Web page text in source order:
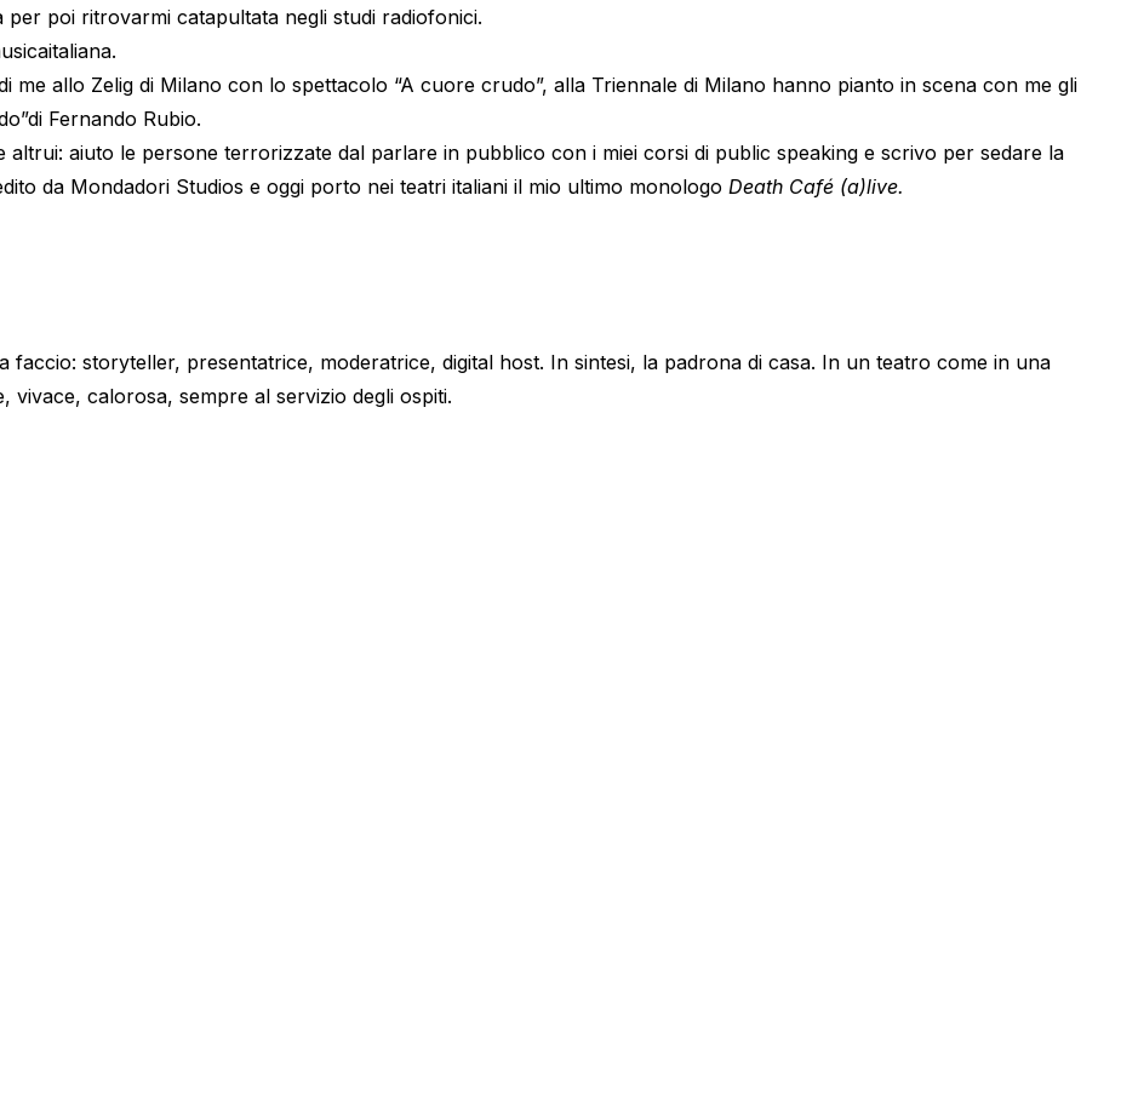
poi ritrovarmi catapultata negli studi radiofonici.
me allo Zelig di Milano con lo spettacolo “A cuore crudo”, alla Triennale di Milano hanno pianto in scena con me gli
Fernando Rubio.
aiuto le persone terrorizzate dal parlare in pubblico con i miei corsi di public speaking e scrivo per sedare la
da Mondadori Studios e oggi porto nei teatri italiani il mio ultimo monologo Death Café (a)live.
faccio: storyteller, presentatrice, moderatrice, digital host. In sintesi, la padrona di casa. In un teatro come in una
calorosa, sempre al servizio degli ospiti.